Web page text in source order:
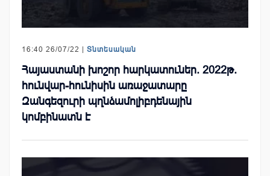
16:40 26/07/22 | Տնտեսական
Հայաստանի խոշոր հարկատուներ. 2022թ.
հունվար-հունիսին առաջատարը
Զանգեզուրի պղնձամոլիբդենային
կոմբինատն է